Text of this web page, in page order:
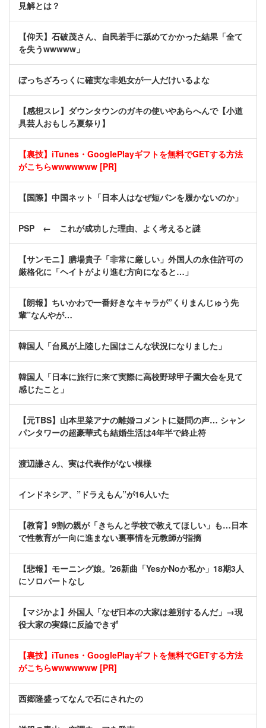
見解とは？
【仰天】石破茂さん、自民若手に舐めてかかった結果「全て
を失うwwwww」
ぼっちざろっくに確実な非処女が一人だけいるよな
【感想スレ】ダウンタウンのガキの使いやあらへんで【小道
具芸人おもしろ夏祭り】
【裏技】iTunes・GooglePlayギフトを無料でGETする方法
がこちらwwwwwww [PR]
【国際】中国ネット「日本人はなぜ短パンを履かないのか」
PSP ← これが成功した理由、よく考えると謎
【サンモニ】膳場貴子「非常に厳しい」外国人の永住許可の
厳格化に「ヘイトがより進む方向になると…」
【朗報】ちいかわで一番好きなキャラが”くりまんじゅう先
輩”なんやが…
韓国人「台風が上陸した国はこんな状況になりました」
韓国人「日本に旅行に来て実際に高校野球甲子園大会を見て
感じたこと」
【元TBS】山本里菜アナの離婚コメントに疑問の声… シャン
パンタワーの超豪華式も結婚生活は4年半で終止符
渡辺謙さん、実は代表作がない模様
インドネシア、”ドラえもん”が16人いた
【教育】9割の親が「きちんと学校で教えてほしい」も…日本
で性教育が一向に進まない裏事情を元教師が指摘
【悲報】モーニング娘。'26新曲「YesかNoか私か」18期3人
にソロパートなし
【マジかよ】外国人「なぜ日本の大家は差別するんだ」→現
役大家の実録に反論できず
【裏技】iTunes・GooglePlayギフトを無料でGETする方法
がこちらwwwwwww [PR]
西郷隆盛ってなんで石にされたの